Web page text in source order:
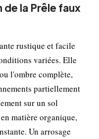
la Prêle faux
rustique et facile
variées. Elle
l'ombre complète,
partiellement
sur un sol
matière organique,
Un arrosage